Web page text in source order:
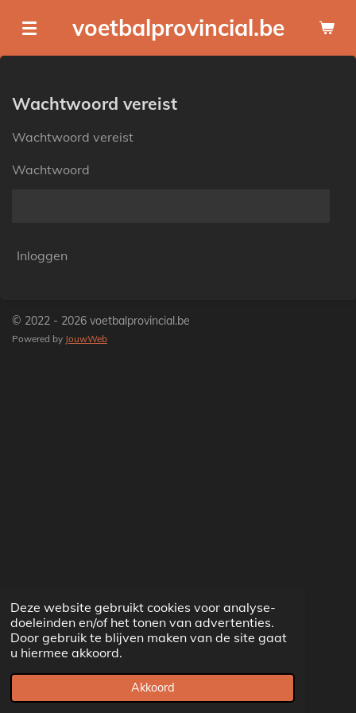
Deze website gebruikt cookies voor analyse-
doeleinden en/of het tonen van advertenties.
Door gebruik te blijven maken van de site gaat
u hiermee akkoord.
Akkoord
direct
naar
hoofdinhoud
voetbalprovincial.be
Wachtwoord vereist
Wachtwoord vereist
Wachtwoord
Inloggen
© 2022 - 2026 voetbalprovincial.be
Powered by JouwWeb